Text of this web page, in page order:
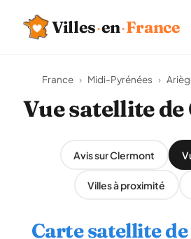
Villes·en·France
France › Midi-Pyrénées ›
Vue satellite
Avis sur Clermont
Villes à proximité
Carte satellite